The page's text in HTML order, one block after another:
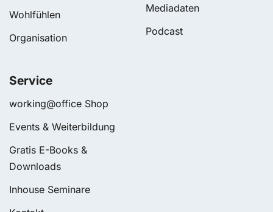
Wohlfühlen
Organisation
Mediadaten
Podcast
Service
working@office Shop
Events & Weiterbildung
Gratis E-Books &
Downloads
Inhouse Seminare